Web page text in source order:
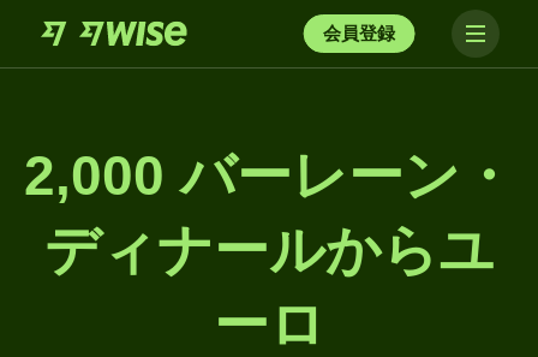
会員登録
2,000 バーレーン・
ディナールからユ
ーロ